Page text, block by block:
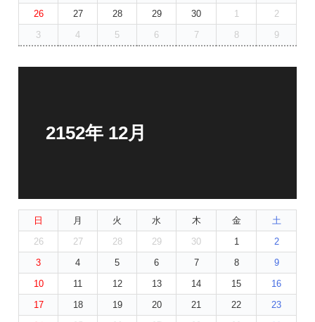
26
27 28 29 30 1
2
3
4 5 6 7 8 9
2152年 12月
日 月 火 水 木 金
土
26
27 28 29 30 1
2
3
4 5 6 7 8
9
10
11 12 13 14 15
16
17
18 19 20 21 22
23